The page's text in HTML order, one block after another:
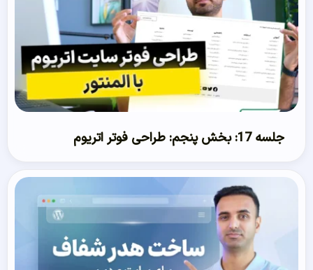
جلسه 17: بخش پنجم: طراحی فوتر اتریوم